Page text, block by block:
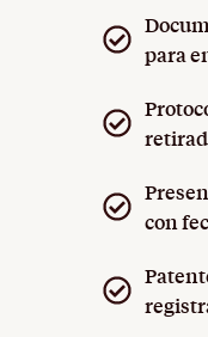
para
con